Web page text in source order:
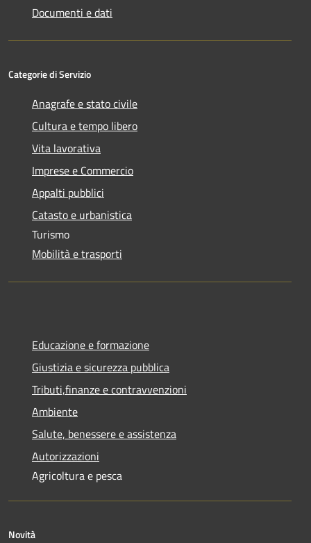
Documenti e dati
Categorie di Servizio
Anagrafe e stato civile
Cultura e tempo libero
Vita lavorativa
Imprese e Commercio
Appalti pubblici
Catasto e urbanistica
Turismo
Mobilità e trasporti
Educazione e formazione
Giustizia e sicurezza pubblica
Tributi,finanze e contravvenzioni
Ambiente
Salute, benessere e assistenza
Autorizzazioni
Agricoltura e pesca
Novità